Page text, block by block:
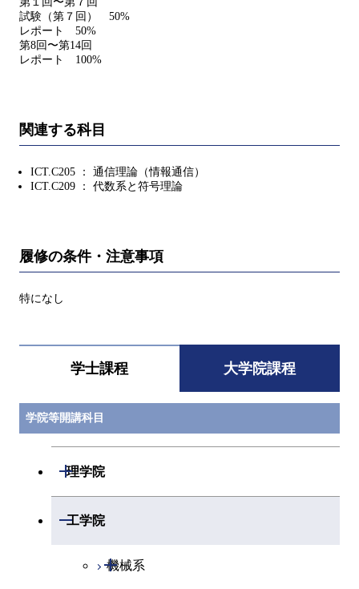
試験（第７回） 50%
レポート 50%
第8回〜第14回
レポート 100%
関連する科目
ICT.C205 ： 通信理論（情報通信）
ICT.C209 ： 代数系と符号理論
履修の条件・注意事項
特になし
学士課程 大学院課程
学院等開講科目
理学院
開閉
物理学系
工学院
開閉
機械系
開閉